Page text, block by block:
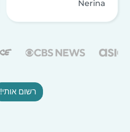
Nerina
רשום אותי!